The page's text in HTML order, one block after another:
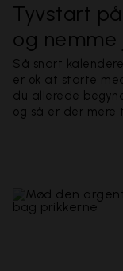
Tyvstart
og
Så snart
er ok at starte
du allerede
og så er der
fred og ro. Du har
der lidt